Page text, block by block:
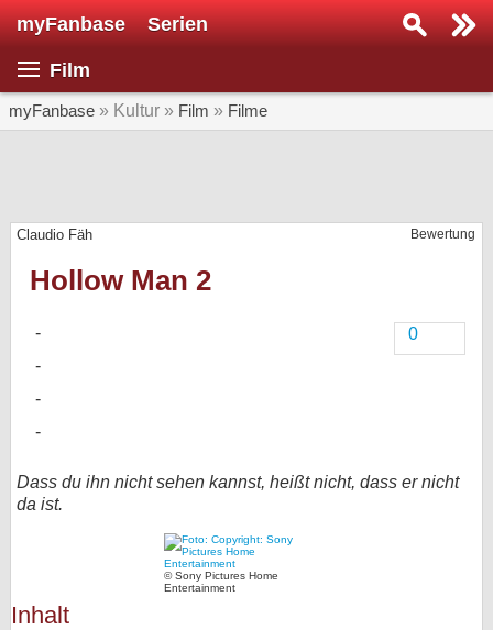
myFanbase Serien
Film
myFanbase » Kultur » Film » Filme
Bewertung
Claudio Fäh
Hollow Man 2
0
Dass du ihn nicht sehen kannst, heißt nicht, dass er nicht
da ist.
© Sony Pictures Home
Entertainment
Inhalt
Serie suchen...
SERIEN
Forum
bei Facebook